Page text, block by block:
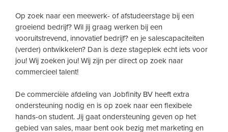
Op zoek naar een meewerk- of afstudeerstage bij een
groeiend bedrijf? Wil jij graag werken bij een
vooruitstrevend, innovatief bedrijf? en je salescapaciteiten
(verder) ontwikkelen? Dan is deze stageplek echt iets voor
jou! Wij zoeken jou! Wij zijn per direct op zoek naar
commercieel talent!
De commerciële afdeling van Jobfinity BV heeft extra
ondersteuning nodig en is op zoek naar een flexibele
hands-on student. Jij gaat ondersteuning geven op het
gebied van sales, maar bent ook bezig met marketing en